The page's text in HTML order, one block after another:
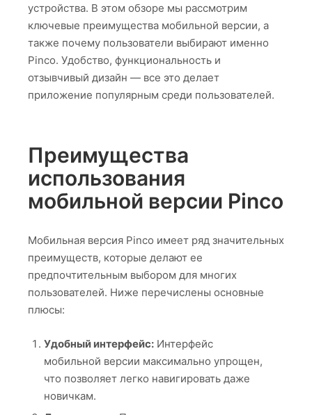
устройства. В этом обзоре мы рассмотрим
ключевые преимущества мобильной версии, а
также почему пользователи выбирают именно
Pinco. Удобство, функциональность и
отзывчивый дизайн — все это делает
приложение популярным среди пользователей.
Преимущества
использования
мобильной версии Pinco
Мобильная версия Pinco имеет ряд значительных
преимуществ, которые делают ее
предпочтительным выбором для многих
пользователей. Ниже перечислены основные
плюсы:
Удобный интерфейс:Интерфейс
мобильной версии максимально упрощен,
что позволяет легко навигировать даже
новичкам.